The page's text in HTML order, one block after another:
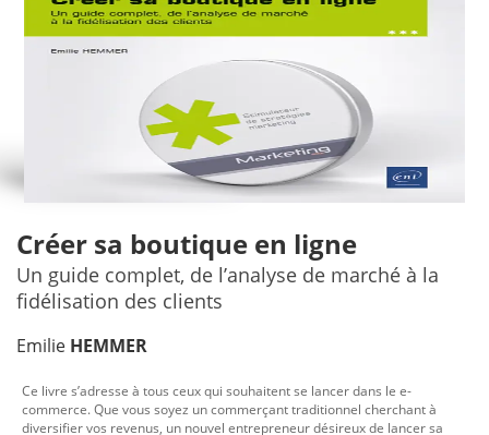
Créer sa boutique en ligne
Un guide complet, de l’analyse de marché à la
fidélisation des clients
Emilie HEMMER
Ce livre s’adresse à tous ceux qui souhaitent se lancer dans le e-
commerce. Que vous soyez un commerçant traditionnel cher­chant à
diversifier vos revenus, un nouvel entrepreneur désireux de lancer sa